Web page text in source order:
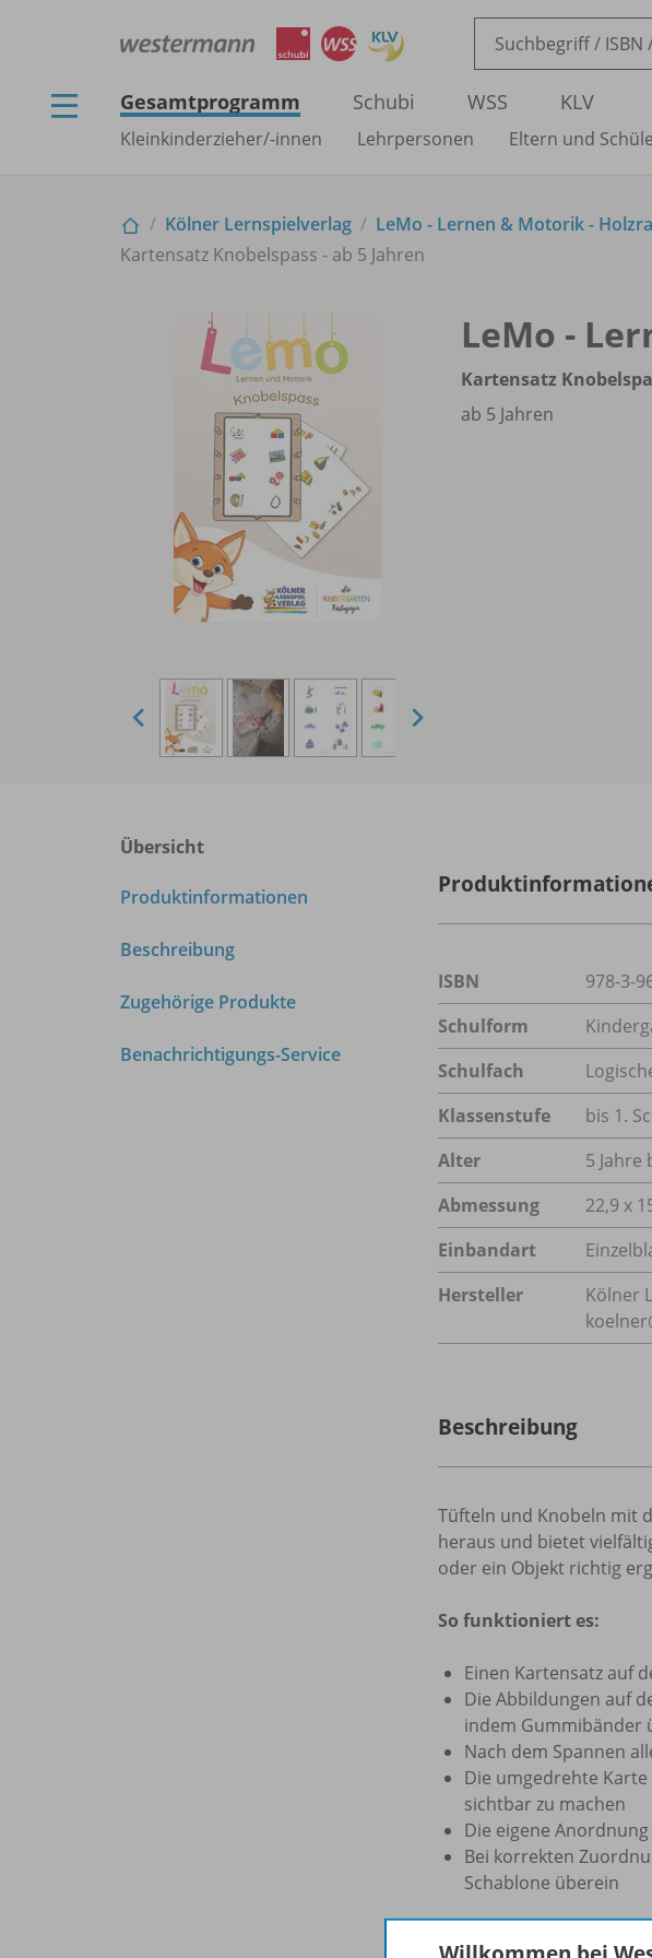
Gesamtprogramm Schubi WSS KLV
Kleinkinderzieher/-innen Lehrpersonen Eltern und
Kölner Lernspielverlag
LeMo - Lernen & Motorik -
Kartensatz Knobelspass - ab 5 Jahren
LeMo -
Kartensatz
ab 5 Jahren
Übersicht
Produktinformationen
Beschreibung
Zugehörige Produkte
Benachrichtigungs-Service
ISBN
978-3-
Schulform
Schulfach
Klassenstufe
bis 1.
Alter
5 Jahre
Abmessung
22,9 x
Einbandart
Hersteller
Kölner
Beschreibung
Tüfteln und Knobeln mit
heraus und bietet
oder ein Objekt richtig
So funktioniert es:
Einen Kartensatz auf
Die Abbildungen auf
indem Gummibänder
Nach dem Spannen
Die umgedrehte
sichtbar zu machen
Die eigene
Bei korrekten
Schablone überein
Das wird gefördert: